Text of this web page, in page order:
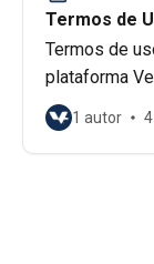
Termos de
Termos de
plataforma
1 autor